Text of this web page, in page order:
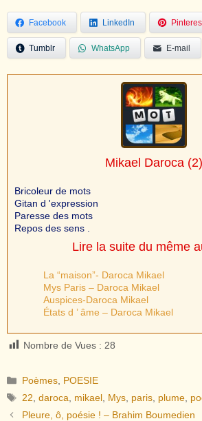
Facebook LinkedIn
Tumblr WhatsApp E-mail
Mikael Daroca (2)
Bricoleur de mots
Gitan d 'expression
Paresse des mots
Repos des sens .
Lire la suite du même
La “maison”- Daroca Mikael
Mys Paris – Daroca Mikael
Auspices-Daroca Mikael
États d ’ âme – Daroca Mikael
Nombre de Vues : 28
Catégories
Poèmes POESIE
Étiquettes
22 ,daroca mikael Mys paris plume
Pleure, ô, poésie ! – Brahim Boumedien